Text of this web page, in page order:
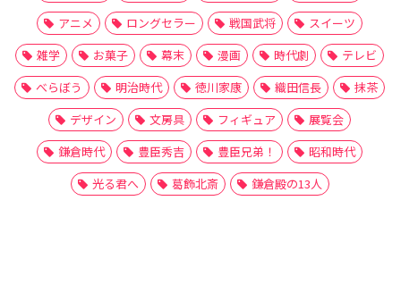
アニメ
ロングセラー 戦国武将
スイーツ
雑学
お菓子 幕末 漫画 時代劇
テレビ
べらぼう
明治時代 徳川家康 織田信長
抹茶
デザイン
文房具 フィギュア
展覧会
鎌倉時代
豊臣秀吉 豊臣兄弟！
昭和時代
光る君へ
葛飾北斎 鎌倉殿の13人